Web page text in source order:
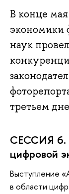
В конце
экономики
наук
третьем
СЕССИЯ 6.
цифровой
Выступление
в области